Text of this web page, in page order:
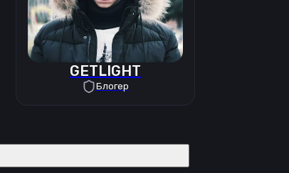
GETLIGHT
Блогер